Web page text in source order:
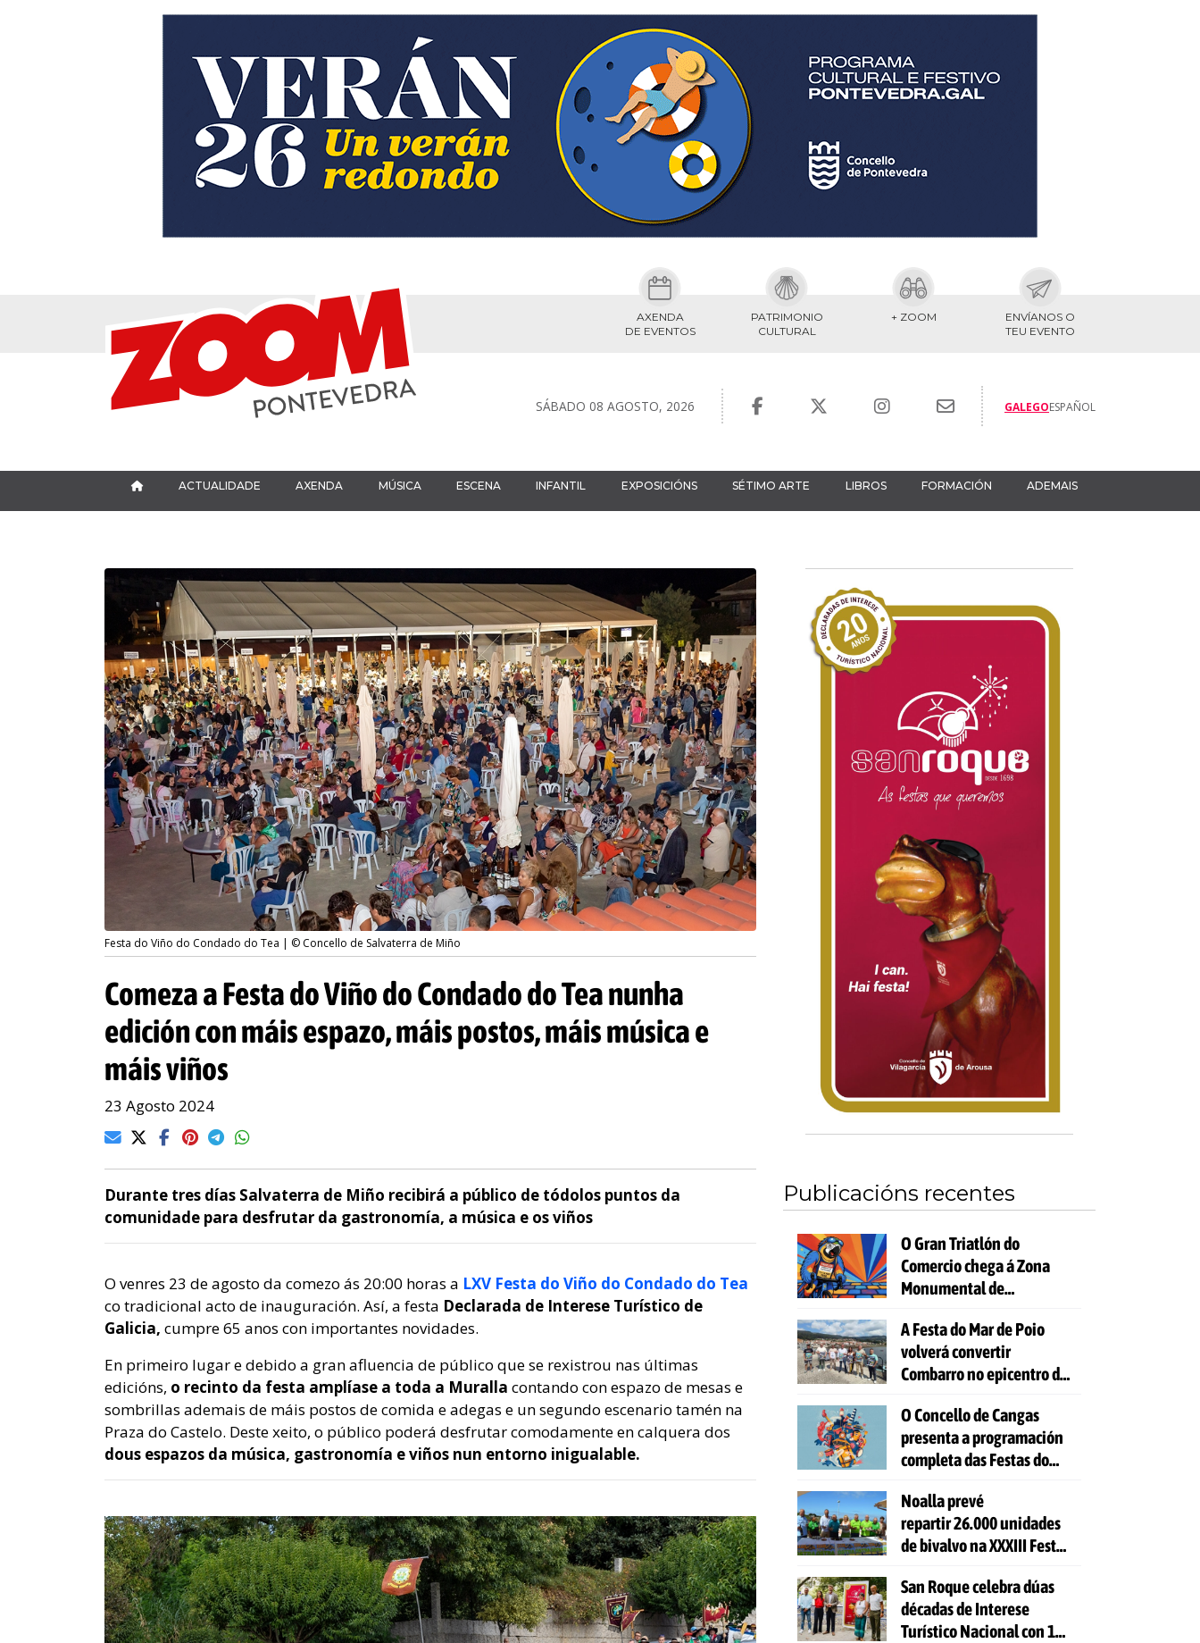
AXENDA
DE EVENTOS
PATRIMONIO
CULTURAL
+ ZOOM
ENVÍANOS O
TEU EVENTO
SÁBADO 08 AGOSTO, 2026 GALEGOESPAÑOL
ACTUALIDADE AXENDA MÚSICA ESCENA INFANTIL EXPOSICIÓNS SÉTIMO ARTE LIBROS FORMACIÓN ADEMAIS
Festa do Viño do Condado do Tea | © Concello de Salvaterra de Miño
Comeza a Festa do Viño do Condado do Tea nunha
edición con máis espazo, máis postos, máis música e
máis viños
23 Agosto 2024
Durante tres días Salvaterra de Miño recibirá a público de tódolos puntos da
comunidade para desfrutar da gastronomía, a música e os viños
O venres 23 de agosto da comezo ás 20:00 horas a LXV Festa do Viño do Condado do Tea
co tradicional acto de inauguración. Así, a festa Declarada de Interese Turístico de
Galicia, cumpre 65 anos con importantes novidades.
En primeiro lugar e debido a gran afluencia de público que se rexistrou nas últimas
edicións, o recinto da festa amplíase a toda a Muralla contando con espazo de mesas e
sombrillas ademais de máis postos de comida e adegas e un segundo escenario tamén na
Praza do Castelo. Deste xeito, o público poderá desfrutar comodamente en calquera dos
dous espazos da música, gastronomía e viños nun entorno inigualable.
Publicacións recentes
O Gran Triatlón do
Comercio chega á Zona
Monumental de
A Festa do Mar de Poio
volverá convertir
Combarro no epicentro da
O Concello de Cangas
presenta a programación
completa das Festas do
Noalla prevé
repartir 26.000 unidades
de bivalvo na XXXIII Festa
San Roque celebra dúas
décadas de Interese
Turístico Nacional con 10